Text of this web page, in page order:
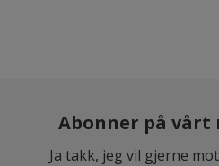
Abonner på vårt
Ja takk, jeg vil gjerne